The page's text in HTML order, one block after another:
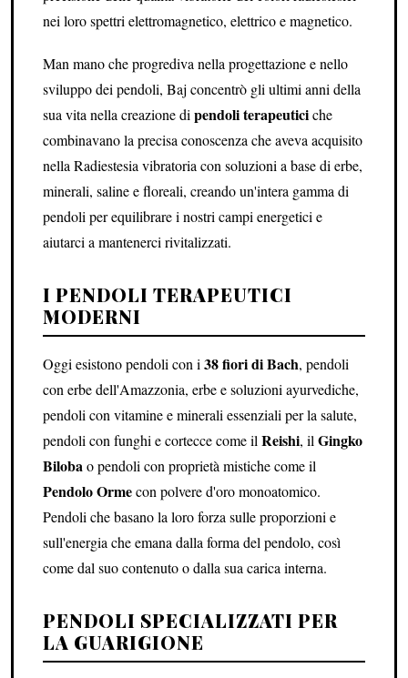
nei loro spettri elettromagnetico, elettrico e magnetico.
Man mano che progrediva nella progettazione e nello
sviluppo dei pendoli, Baj concentrò gli ultimi anni della
sua vita nella creazione di pendoli terapeuticiche
combinavano la precisa conoscenza che aveva acquisito
nella Radiestesia vibratoria con soluzioni a base di erbe,
minerali, saline e floreali, creando un'intera gamma di
pendoli per equilibrare i nostri campi energetici e
aiutarci a mantenerci rivitalizzati.
I PENDOLI TERAPEUTICI
MODERNI
Oggi esistono pendoli con i 38 fiori di Bach, pendoli
con erbe dell'Amazzonia, erbe e soluzioni ayurvediche,
pendoli con vitamine e minerali essenziali per la salute,
pendoli con funghi e cortecce come il Reishi, il Gingko
Bilobao pendoli con proprietà mistiche come il
Pendolo Ormecon polvere d'oro monoatomico.
Pendoli che basano la loro forza sulle proporzioni e
sull'energia che emana dalla forma del pendolo, così
come dal suo contenuto o dalla sua carica interna.
PENDOLI SPECIALIZZATI PER
LA GUARIGIONE